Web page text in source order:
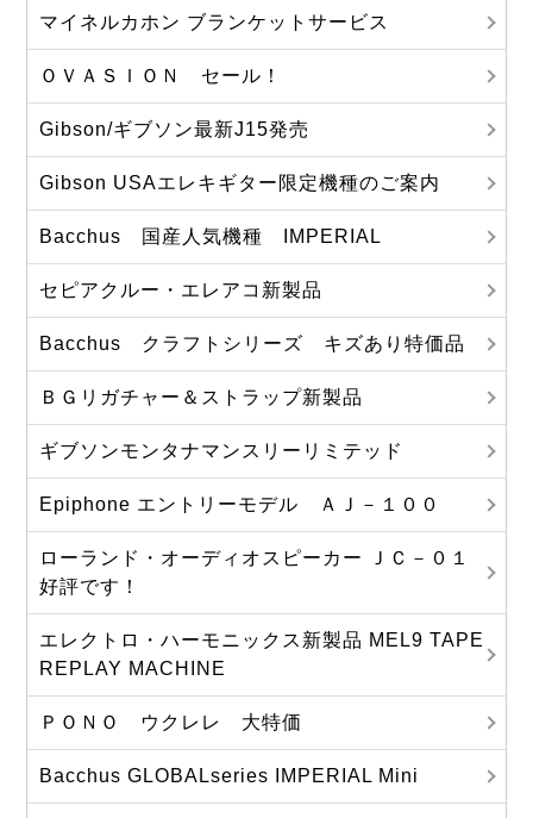
マイネルカホン ブランケットサービス
ＯＶＡＳＩＯＮ セール！
Gibson/ギブソン最新J15発売
Gibson USAエレキギター限定機種のご案内
Bacchus 国産人気機種 IMPERIAL
セピアクルー・エレアコ新製品
Bacchus クラフトシリーズ キズあり特価品
ＢＧリガチャー＆ストラップ新製品
ギブソンモンタナマンスリーリミテッド
Epiphone エントリーモデル ＡＪ－１００
ローランド・オーディオスピーカー ＪＣ－０１
好評です！
エレクトロ・ハーモニックス新製品 MEL9 TAPE
REPLAY MACHINE
ＰＯＮＯ ウクレレ 大特価
Bacchus GLOBALseries IMPERIAL Mini